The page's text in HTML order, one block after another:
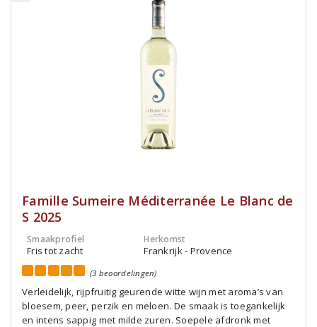
Famille Sumeire Méditerranée Le Blanc de
S 2025
Smaakprofiel
Fris tot zacht
Herkomst
Frankrijk - Provence
(3 beoordelingen)
Verleidelijk, rijpfruitig geurende witte wijn met aroma’s van
bloesem, peer, perzik en meloen. De smaak is toegankelijk
en intens sappig met milde zuren. Soepele afdronk met